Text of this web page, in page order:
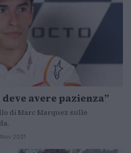
avere pazienza”
di Marc Marquez sulle
2021